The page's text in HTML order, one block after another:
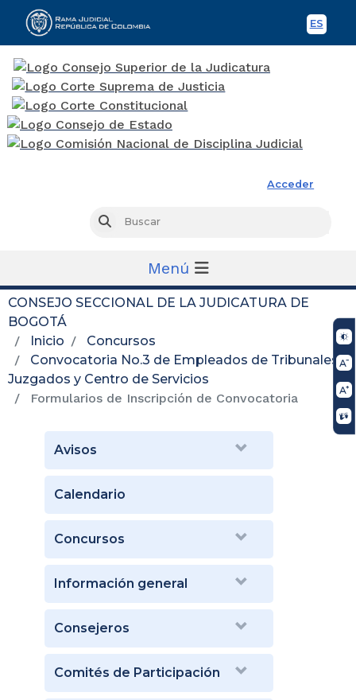
ES
Acceder
Buscar
Menú
CONSEJO SECCIONAL DE LA JUDICATURA DE
BOGOTÁ
Inicio
Concursos
Convocatoria No.3 de Empleados de Tribunales,
Juzgados y Centro de Servicios
Formularios de Inscripción de Convocatoria
Avisos
Calendario
Concursos
Información general
Consejeros
Comités de Participación